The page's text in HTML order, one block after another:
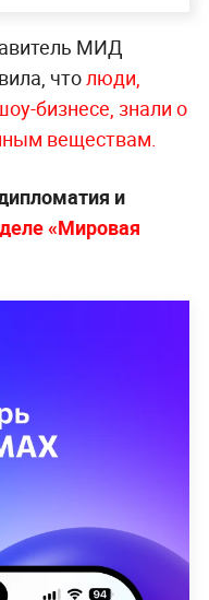
МИД
чтолюди,
бизнесе, знали о
веществам.
и
«Мировая